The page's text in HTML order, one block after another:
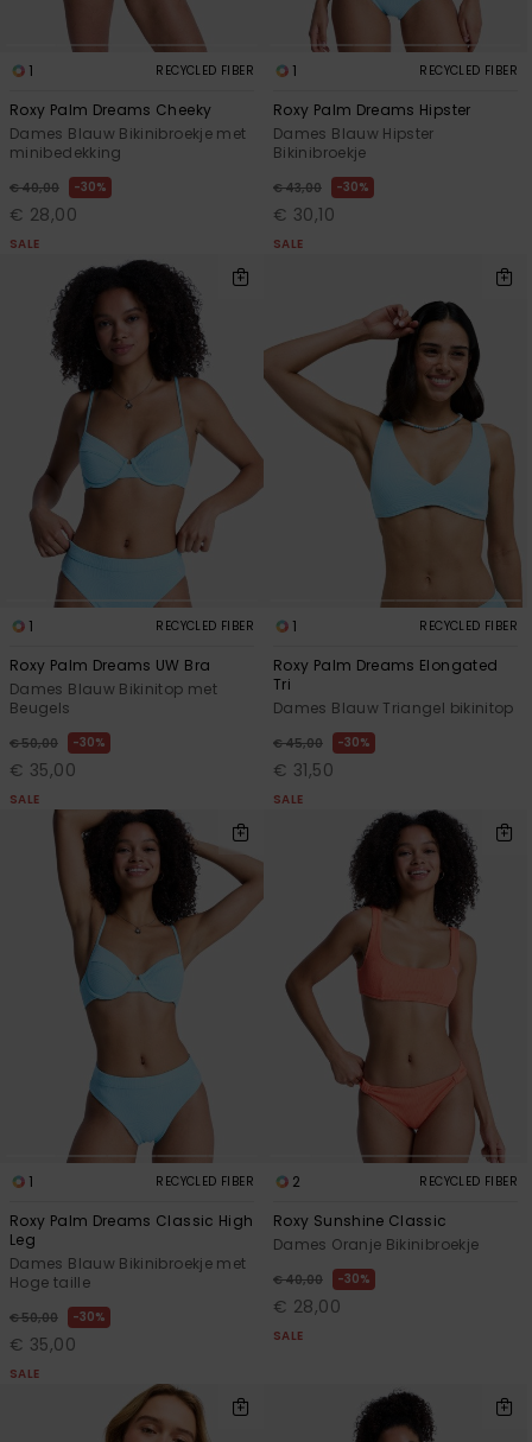
1 RECYCLED FIBER
Roxy Palm Dreams Cheeky
Dames Blauw Bikinibroekje met
minibedekking
€ 40,00 30%
€ 28,00
SALE
1 RECYCLED FIBER
Roxy Palm Dreams Hipster
Dames Blauw Hipster
Bikinibroekje
€ 43,00 30%
€ 30,10
SALE
1 RECYCLED FIBER
Roxy Palm Dreams UW Bra
Dames Blauw Bikinitop met
Beugels
€ 50,00 30%
€ 35,00
SALE
1 RECYCLED FIBER
Roxy Palm Dreams Elongated
Tri
Dames Blauw Triangel bikinitop
€ 45,00 30%
€ 31,50
SALE
1 RECYCLED FIBER
Roxy Palm Dreams Classic High
Leg
Dames Blauw Bikinibroekje met
Hoge taille
€ 50,00 30%
€ 35,00
SALE
2 RECYCLED FIBER
Roxy Sunshine Classic
Dames Oranje Bikinibroekje
€ 40,00 30%
€ 28,00
SALE